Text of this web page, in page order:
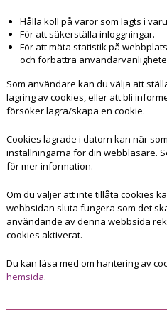
Hålla koll på varor som lagts i
För att säkerställa inloggningar.
För att mäta statistik på
och förbättra
Som användare kan du välja att
lagring av cookies, eller att bli
försöker lagra/skapa en cookie.
Cookies lagrade i datorn kan när
inställningarna för din webbläsare.
för mer information.
Om du väljer att inte tillåta cookies
webbsidan sluta fungera som det
användande av denna webbsida
cookies aktiverat.
Du kan läsa med om hantering av
hemsida.